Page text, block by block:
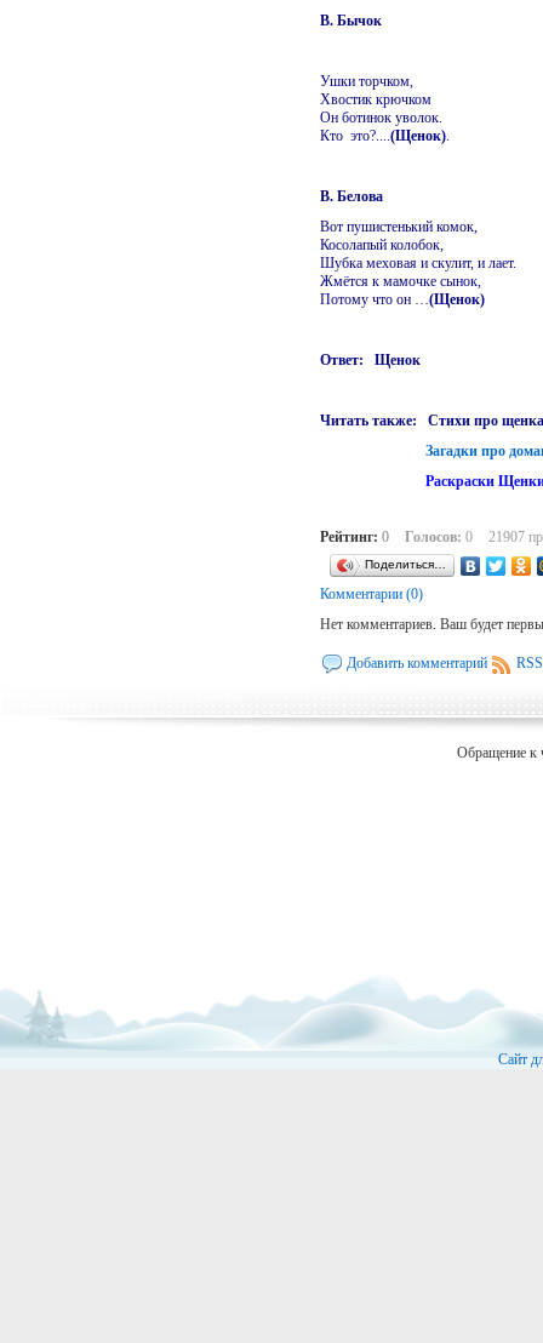
В. Бычок
Ушки торчком,
Хвостик крючком
Он ботинок уволок.
Кто это?.... (Щенок).
В. Белова
Вот пушистенький комок,
Косолапый колобок,
Шубка меховая и скулит, и лает.
Жмётся к мамочке сынок,
Потому что он … (Щенок)
Ответ: Щенок
Читать также: Стихи про щенка
Загадки про
Раскраски
Рейтинг: 0 Голосов: 0 21907
Поделиться…
Комментарии (0)
Нет комментариев. Ваш будет
Добавить комментарий
Обращение к
Сайт